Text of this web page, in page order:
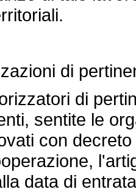
di
di
sentite le
con
data di